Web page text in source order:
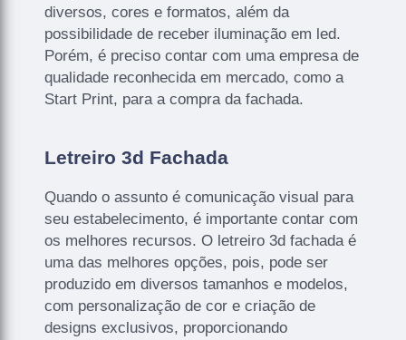
diversos, cores e formatos, além da
possibilidade de receber iluminação em led.
Porém, é preciso contar com uma empresa de
qualidade reconhecida em mercado, como a
Start Print, para a compra da fachada.
Letreiro 3d Fachada
Quando o assunto é comunicação visual para
seu estabelecimento, é importante contar com
os melhores recursos. O letreiro 3d fachada é
uma das melhores opções, pois, pode ser
produzido em diversos tamanhos e modelos,
com personalização de cor e criação de
designs exclusivos, proporcionando